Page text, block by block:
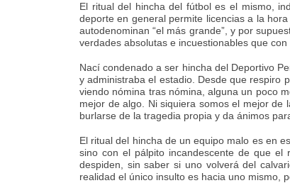
El ritual del hincha del fútbol es el mismo,
deporte en general permite licencias a la
autodenominan “el más grande”, y por
verdades absolutas e incuestionables que
Nací condenado a ser hincha del Deportivo
y administraba el estadio. Desde que respiro
viendo nómina tras nómina, alguna un poco
mejor de algo. Ni siquiera somos el mejor
burlarse de la tragedia propia y da ánimos
El ritual del hincha de un equipo malo es en
sino con el pálpito incandescente de que
despiden, sin saber si uno volverá del
realidad el único insulto es hacia uno mismo,